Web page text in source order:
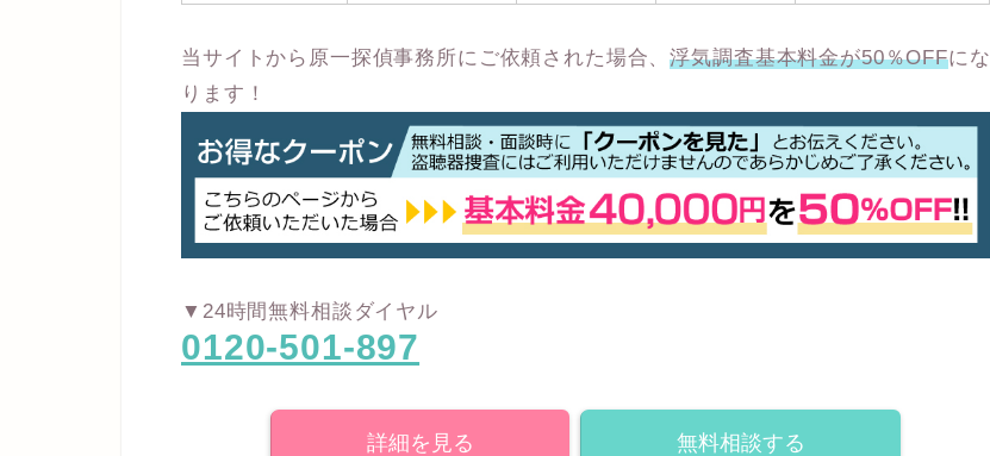
当サイトから原一探偵事務所にご依頼された場合、浮気調査基本料金が50％OFFにな
ります！
▼24時間無料相談ダイヤル
0120-501-897
詳細を見る 無料相談する